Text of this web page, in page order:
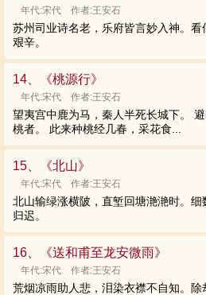
年代:宋代 作者:王安石
苏州司业诗名老，乐府皆言妙入神。
艰辛。
14、《桃源行》
年代:宋代 作者:王安石
望夷宫中鹿为马，秦人半死长城下。
桃者。 此来种桃经几春，采花食...
15、《北山》
年代:宋代 作者:王安石
北山输绿涨横陂，直堑回塘滟滟时。
归迟。
16、《送和甫至龙安微雨》
年代:宋代 作者:王安石
荒烟凉雨助人悲，泪染衣襟不自知。